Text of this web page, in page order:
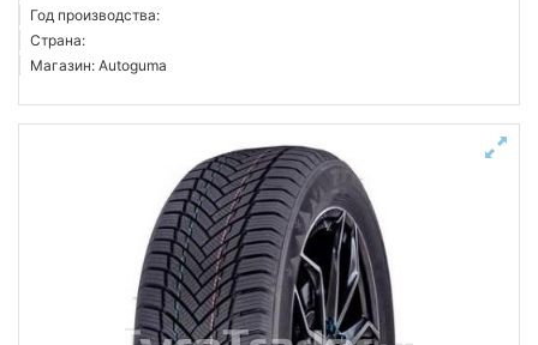
Год производства:
Страна:
Магазин: Autoguma